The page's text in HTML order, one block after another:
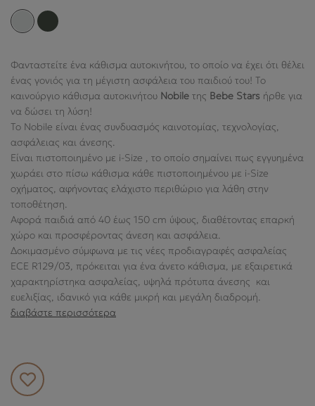
ABOUT US
ΠΛΗΡΟΦΟΡΙΕΣ
ΕΞΥΠΗΡΈΤΗΣΗ ΠΕΛΑΤΏΝ
Φανταστείτε ένα κάθισμα αυτοκινήτου, το οποίο να έχει ότι θέλει
ένας γονιός για τη μέγιστη ασφάλεια του παιδιού του! Το
καινούργιο κάθισμα αυτοκινήτου Nobile της Bebe Stars ήρθε για
να δώσει τη λύση!
Το Nobile είναι ένας συνδυασμός καινοτομίας, τεχνολογίας,
ασφάλειας και άνεσης.
Είναι πιστοποιημένο με i-Size , το οποίο σημαίνει πως εγγυημένα
χωράει στο πίσω κάθισμα κάθε πιστοποιημένου με i-Size
οχήματος, αφήνοντας ελάχιστο περιθώριο για λάθη στην
τοποθέτηση.
Αφορά παιδιά από 40 έως 150 cm ύψους, διαθέτοντας επαρκή
χώρο και προσφέροντας άνεση και ασφάλεια.
Δοκιμασμένο σύμφωνα με τις νέες προδιαγραφές ασφαλείας
ECE R129/03, πρόκειται για ένα άνετο κάθισμα, με εξαιρετικά
χαρακτηρίστηκα ασφαλείας, υψηλά πρότυπα άνεσης και
ευελιξίας, ιδανικό για κάθε μικρή και μεγάλη διαδρομή.
διαβάστε περισσότερα